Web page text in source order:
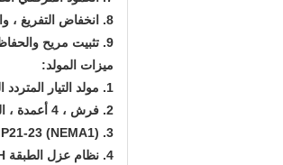
8. انخفاض التفريغ ، وانخفاض استهلاك الوقود
9. تثبيت مريح والحفاظ عليها بسهولة
ميزات المولد:
1. مولد التيار المتردد الشهير عالمياً: ليروي سومر ، ستامفورد ، ماراثون ، إنجا
2. فرش ، 4 أعمدة ، المغناطيس التناوب
3. IP21-23 (NEMA1) أرفق هو المعيار لجميع المولدات الصناعية
4. نظام عزل الطبقة H